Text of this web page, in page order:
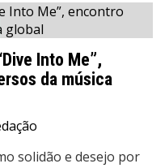
Into Me”,
da música
solidão e desejo por